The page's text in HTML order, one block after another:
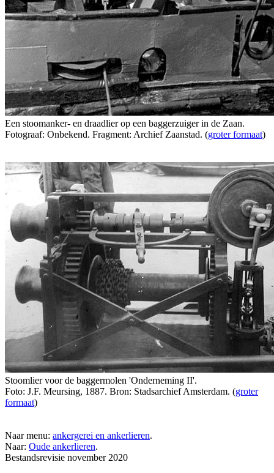
Een stoomanker- en draadlier op een baggerzuiger in de Zaan.
Fotograaf: Onbekend. Fragment: Archief Zaanstad. (groter formaat)
Stoomlier voor de baggermolen 'Onderneming II'.
Foto: J.F. Meursing, 1887. Bron: Stadsarchief Amsterdam. (groter
formaat)
Naar menu: ankergerei en ankerlieren.
Naar: Oude ankerlieren.
Bestandsrevisie november 2020